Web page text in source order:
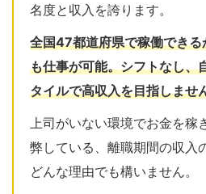
名度と収入を誇ります。
全国47都道府県で稼働でき
も仕事が可能。シフトなし、
タイルで高収入を目指しませ
上司がいない環境でお金を稼
弊している、離職期間の収入
どんな理由でも構いません。